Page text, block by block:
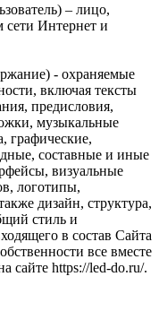
– лицо,
сети Интернет и
- охраняемые
включая тексты
предисловия,
музыкальные
графические,
составные и иные
визуальные
логотипы,
дизайн, структура,
стиль и
в состав Сайта
все вместе
сайте https://led-do.ru/.